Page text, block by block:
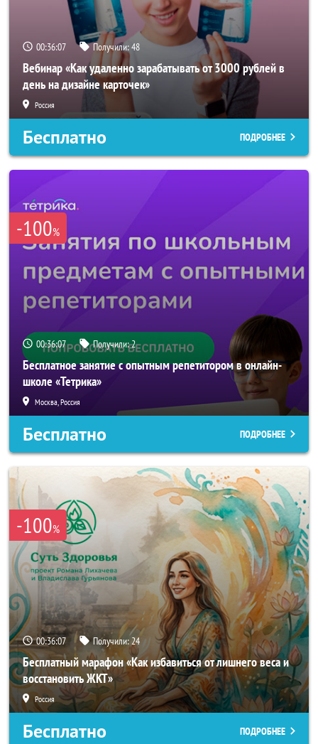
00:36:04 Получили:48
Вебинар «Как удаленно зарабатывать от 3000 рублей в
день на дизайне карточек»
Россия
Бесплатно ПОДРОБНЕЕ
-100%
00:36:04 Получили:2
Бесплатное занятие с опытным репетитором в онлайн-
школе «Тетрика»
Москва, Россия
Бесплатно ПОДРОБНЕЕ
-100%
00:36:04 Получили:24
Бесплатный марафон «Как избавиться от лишнего веса и
восстановить ЖКТ»
Россия
Бесплатно ПОДРОБНЕЕ